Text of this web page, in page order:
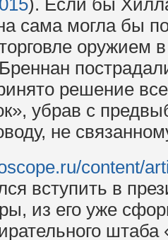
). Если бы
сама могла бы
оружием в
решение
убрав с
не
content/
вступить в
из его уже